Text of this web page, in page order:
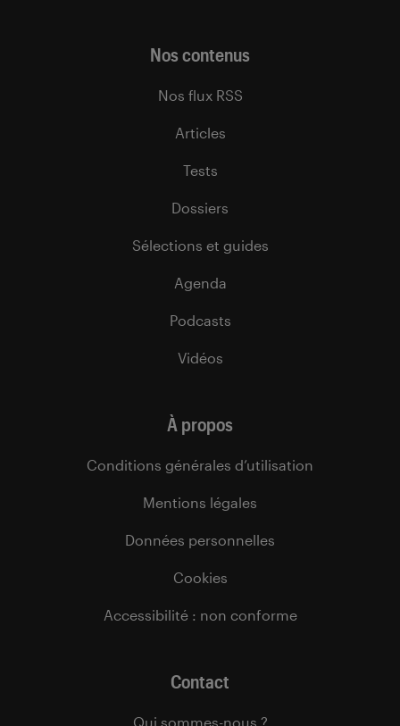
Nos contenus
Nos flux RSS
Articles
Tests
Dossiers
Sélections et guides
Agenda
Podcasts
Vidéos
À propos
Conditions générales d’utilisation
Mentions légales
Données personnelles
Cookies
Accessibilité : non conforme
Contact
Qui sommes-nous ?